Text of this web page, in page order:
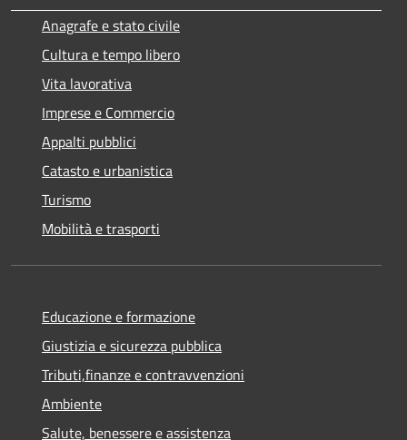
Anagrafe e stato civile
Cultura e tempo libero
Vita lavorativa
Imprese e Commercio
Appalti pubblici
Catasto e urbanistica
Turismo
Mobilità e trasporti
Educazione e formazione
Giustizia e sicurezza pubblica
Tributi,finanze e contravvenzioni
Ambiente
Salute, benessere e assistenza